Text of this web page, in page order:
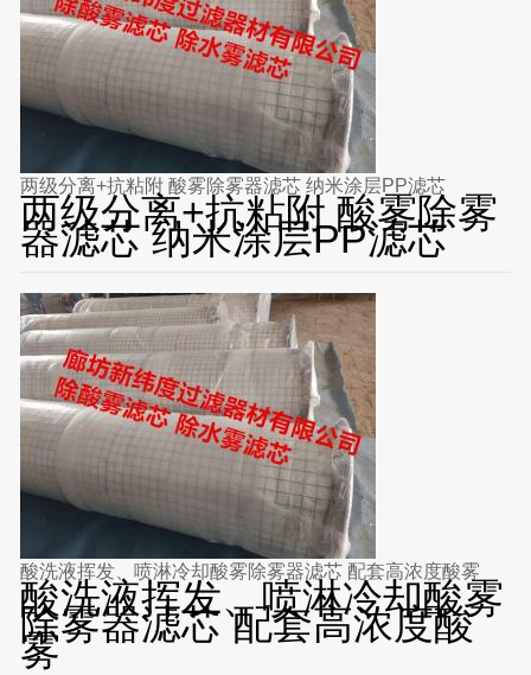
两级分离+抗粘附 酸雾除雾器滤芯 纳米涂层PP滤芯
两级分离+抗粘附 酸雾除雾
器滤芯 纳米涂层PP滤芯
酸洗液挥发、喷淋冷却酸雾除雾器滤芯 配套高浓度酸雾
酸洗液挥发、喷淋冷却酸雾
除雾器滤芯 配套高浓度酸
雾